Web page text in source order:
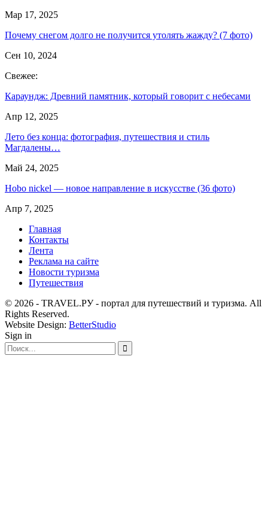
Мар 17, 2025
Почему снегом долго не получится утолять жажду? (7 фото)
Сен 10, 2024
Свежее:
Караундж: Древний памятник, который говорит с небесами
Апр 12, 2025
Лето без конца: фотография, путешествия и стиль
Магдалены…
Май 24, 2025
Hobo nickel — новое направление в искусстве (36 фото)
Апр 7, 2025
Главная
Контакты
Лента
Реклама на сайте
Новости туризма
Путешествия
© 2026 - TRAVEL.РУ - портал для путешествий и туризма. All
Rights Reserved.
Website Design: BetterStudio
Sign in